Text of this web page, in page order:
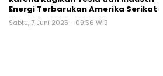
Energi Terbarukan Amerika Serikat
Sabtu, 7 Juni 2025 - 09:56 WIB